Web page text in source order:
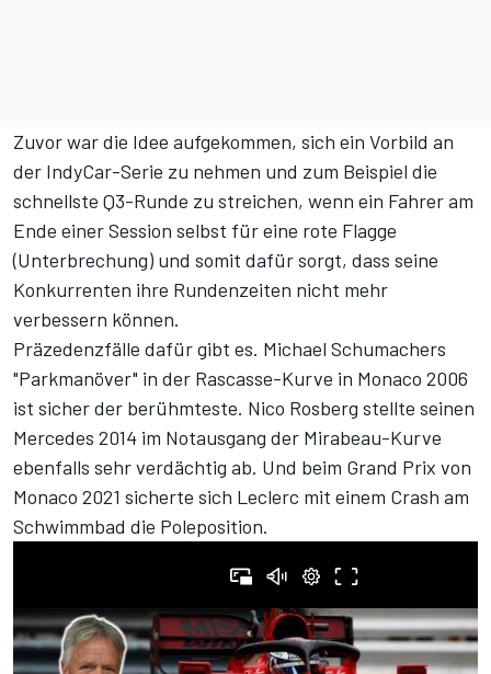
Zuvor war die Idee aufgekommen, sich ein Vorbild an
der IndyCar-Serie zu nehmen und zum Beispiel die
schnellste Q3-Runde zu streichen, wenn ein Fahrer am
Ende einer Session selbst für eine rote Flagge
(Unterbrechung) und somit dafür sorgt, dass seine
Konkurrenten ihre Rundenzeiten nicht mehr
verbessern können.
Präzedenzfälle dafür gibt es. Michael Schumachers
"Parkmanöver" in der Rascasse-Kurve in Monaco 2006
ist sicher der berühmteste. Nico Rosberg stellte seinen
Mercedes 2014 im Notausgang der Mirabeau-Kurve
ebenfalls sehr verdächtig ab. Und beim Grand Prix von
Monaco 2021 sicherte sich Leclerc mit einem Crash am
Schwimmbad die Poleposition.